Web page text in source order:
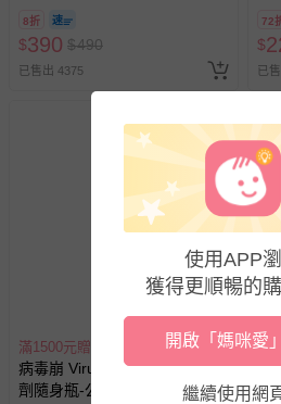
8/30 (電子票券，於展期現場憑
訂單編號兌換，逾期作廢) (大
人小孩均一價(3歲以上需購票))
8折
$390 $490
已售出 4375
72
$
已
滿1500元贈好禮
病毒崩 VirusBom - 100ppm噴
劑隨身瓶-公司貨/最新效
搶
清
迭
使用APP
獲得更順暢的
開啟「媽咪愛
繼續使用網